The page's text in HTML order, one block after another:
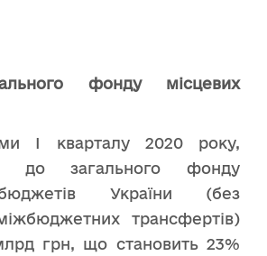
фонду місцевих
І кварталу 2020 року,
до загального фонду
України (без
трансфертів)
грн, що становить 23%